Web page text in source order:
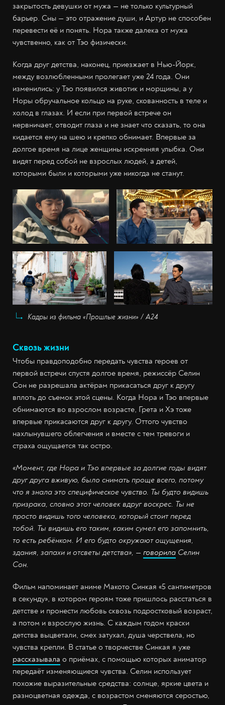
закрытость девушки от мужа — не только культурный
барьер. Сны — это отражение души, и Артур не способен
перевести её и понять. Нора также далека от мужа
чувственно, как от Тэо физически.
Когда друг детства, наконец, приезжает в Нью-Йорк,
между возлюбленными пролегает уже 24 года. Они
изменились: у Тэо появился животик и морщины, а у
Норы обручальное кольцо на руке, скованность в теле и
холод в глазах. И если при первой встрече он
нервничает, отводит глаза и не знает что сказать, то она
кидается ему на шею и крепко обнимает. Впервые за
долгое время на лице женщины искренняя улыбка. Они
видят перед собой не взрослых людей, а детей,
которыми были и которыми уже никогда не станут.
Кадры из фильма «Прошлые жизни» / А24
Сквозь жизни
Чтобы правдоподобно передать чувства героев от
первой встречи спустя долгое время, режиссёр Селин
Сон не разрешала актёрам прикасаться друг к другу
вплоть до съемок этой сцены. Когда Нора и Тэо впервые
обнимаются во взрослом возрасте, Грета и Хэ тоже
впервые прикасаются друг к другу. Оттого чувство
нахлынувшего облегчения и вместе с тем тревоги и
страха ощущается так остро.
«Момент, где Нора и Тэо впервые за долгие годы видят
друг друга вживую, было снимать проще всего, потому
что я знала это специфическое чувство. Ты будто видишь
призрака, словно этот человек вдруг воскрес. Ты не
просто видишь того человека, который стоит перед
тобой. Ты видишь его таким, каким сумел его запомнить,
то есть ребёнком. И его будто окружают ощущения,
здания, запахи и отсветы детства», — говорила Селин
Сон.
Фильм напоминает аниме Макото Синкая «5 сантиметров
в секунду», в котором героям тоже пришлось расстаться в
детстве и пронести любовь сквозь подростковый возраст,
а потом и взрослую жизнь. С каждым годом краски
детства выцветали, смех затухал, душа черствела, но
чувства крепли. В статье о творчестве Синкая я уже
рассказывала о приёмах, с помощью которых аниматор
передаёт изменяющиеся чувства. Селин использует
похожие выразительные средства: солнце, яркие цвета и
разноцветная одежда, с возрастом сменяются серостью,